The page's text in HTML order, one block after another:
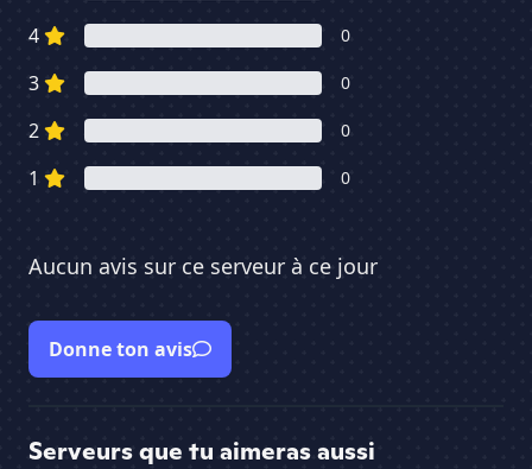
4 0
3 0
2 0
1 0
Aucun avis sur ce serveur à ce jour
Donne ton avis
Serveurs que tu aimeras aussi